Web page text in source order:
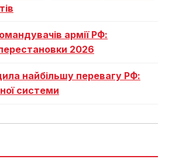
армії РФ:
2026
найбільшу перевагу РФ:
системи